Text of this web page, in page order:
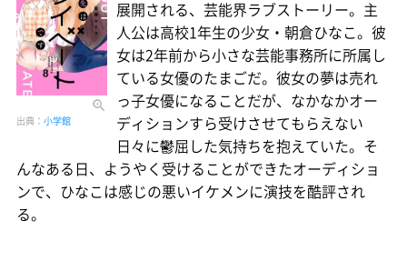
出典： 小学館
展開される、芸能界ラブストーリー。主
人公は高校1年生の少女・朝倉ひなこ。彼
女は2年前から小さな芸能事務所に所属し
ている女優のたまごだ。彼女の夢は売れ
っ子女優になることだが、なかなかオー
ディションすら受けさせてもらえない
日々に鬱屈した気持ちを抱えていた。そ
んなある日、ようやく受けることができたオーディショ
ンで、ひなこは感じの悪いイケメンに演技を酷評され
る。